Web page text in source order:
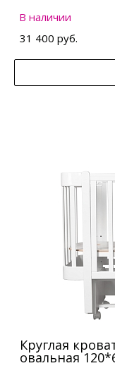
В наличии
31 400 руб.
Круглая
овальная